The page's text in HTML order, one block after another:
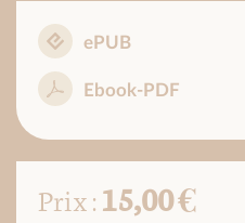
ePUB
Ebook-PDF
Prix :15,00 €